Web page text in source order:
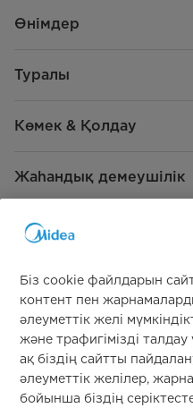
Өнімдер
Туралы
Көмек & Қолдау
Жаһандық демеушілік
Бізге қосылыңыз
Біз cookie файлдарын
контент пен
әлеуметтік желі
және трафигімізді
ақ біздің сайтты
әлеуметтік желілер,
бойынша біздің